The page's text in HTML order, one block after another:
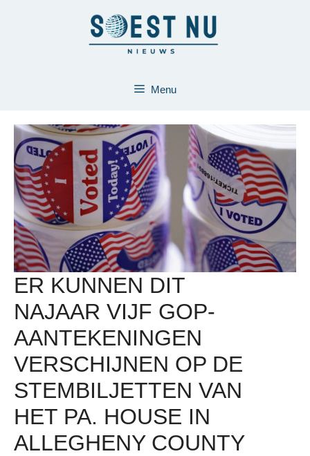
Menu
ER KUNNEN DIT
NAJAAR VIJF GOP-
AANTEKENINGEN
VERSCHIJNEN OP DE
STEMBILJETTEN VAN
HET PA. HOUSE IN
ALLEGHENY COUNTY